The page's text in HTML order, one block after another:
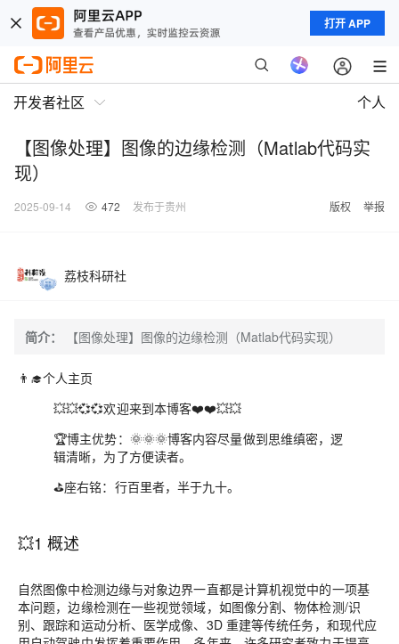
打开 APP
开发者社区 个人
【图像处理】图像的边缘检测（Matlab代码实
现）
2025-09-14 472 发布于贵州 版权 举报
荔枝科研社
简介： 【图像处理】图像的边缘检测（Matlab代码实现）
👨‍🎓个人主页
💥💥💞💞欢迎来到本博客❤️❤️💥💥
🏆博主优势： 🌞🌞🌞博客内容尽量做到思维缜密，逻
辑清晰，为了方便读者。
⛳️座右铭： 行百里者，半于九十。
💥1 概述
自然图像中检测边缘与对象边界一直都是计算机视觉中的一项基
本问题，边缘检测在一些视觉领域，如图像分割、物体检测/识
别、跟踪和运动分析、医学成像、3D 重建等传统任务，和现代应